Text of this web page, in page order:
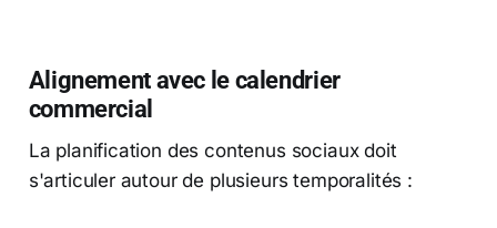
Alignement avec le calendrier
commercial
La planification des contenus sociaux doit
s'articuler autour de plusieurs temporalités :